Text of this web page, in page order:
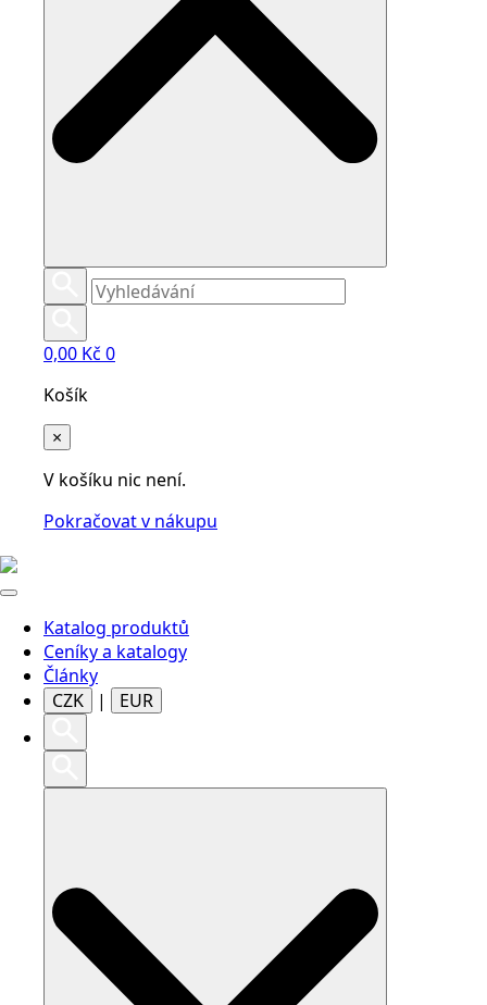
0,00 Kč 0
Košík
×
V košíku nic není.
Pokračovat v nákupu
Katalog produktů
Ceníky a katalogy
Články
CZK
| EUR
Search